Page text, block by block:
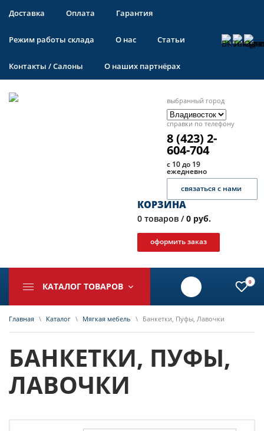
Доставка Оплата Гарантия
Режим работы склада О нас Статьи
Контакты / Салоны О наших партнёрах
выбранный город
справки по телефону
8 (423) 2-
604-704
с 10 до 19
ежедневно
связаться с нами
КОРЗИНА
0 товаров / 0 руб.
оформить заказ
КАТАЛОГ ТОВАРОВ 0
Главная \ Каталог \ Мягкая мебель \ Банкетки, Пуфы, Лавочки
БАНКЕТКИ, ПУФЫ,
ЛАВОЧКИ